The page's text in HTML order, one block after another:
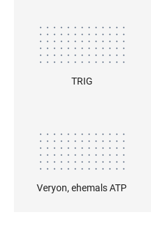
TRIG
Veryon, ehemals ATP